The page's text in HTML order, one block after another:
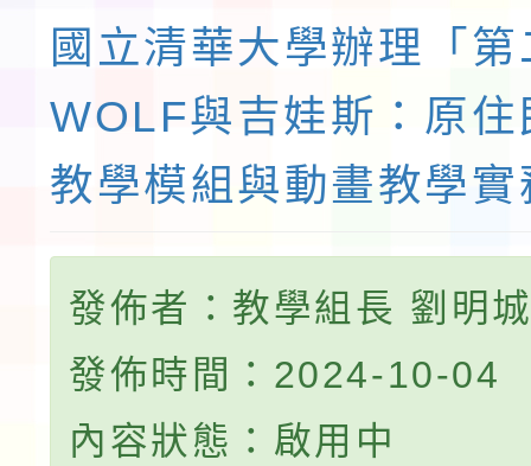
國立清華大學辦理「第
WOLF與吉娃斯：原住
教學模組與動畫教學
發佈者：教學組長 劉明
發佈時間：2024-10-04
內容狀態：啟用中